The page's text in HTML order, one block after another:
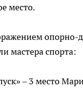
место.
опорно-
мастера спорта:
– 3 место